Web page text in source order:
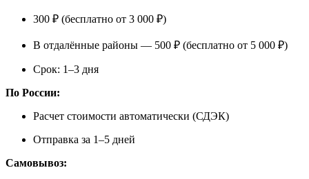
300 ₽ (бесплатно от 3 000 ₽)
В отдалённые районы — 500 ₽ (бесплатно от 5 000 ₽)
Срок: 1–3 дня
По России:
Расчет стоимости автоматически (СДЭК)
Отправка за 1–5 дней
Самовывоз: